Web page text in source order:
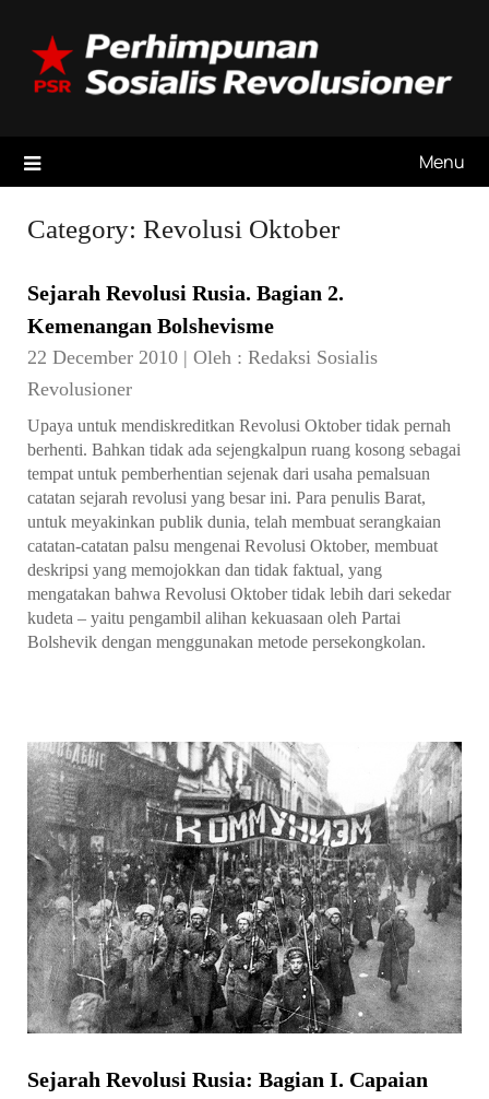
content
Menu
Category: Revolusi Oktober
Sejarah Revolusi Rusia. Bagian 2.
Kemenangan Bolshevisme
22 December 2010 | Oleh : Redaksi Sosialis
Revolusioner
Upaya untuk mendiskreditkan Revolusi Oktober tidak pernah
berhenti. Bahkan tidak ada sejengkalpun ruang kosong sebagai
tempat untuk pemberhentian sejenak dari usaha pemalsuan
catatan sejarah revolusi yang besar ini. Para penulis Barat,
untuk meyakinkan publik dunia, telah membuat serangkaian
catatan-catatan palsu mengenai Revolusi Oktober, membuat
deskripsi yang memojokkan dan tidak faktual, yang
mengatakan bahwa Revolusi Oktober tidak lebih dari sekedar
kudeta – yaitu pengambil alihan kekuasaan oleh Partai
Bolshevik dengan menggunakan metode persekongkolan.
Sejarah Revolusi Rusia: Bagian I. Capaian